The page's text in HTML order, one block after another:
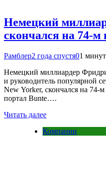
Немецкий
скончался на 74-м
Рамблер2 года спустя01
Немецкий миллиардер
и руководитель популярной
New Yorker, скончался на
портал Bunte….
Читать далее
Компании